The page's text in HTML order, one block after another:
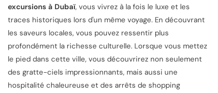
excursions à Dubaï, vous vivrez à la fois le luxe et les
traces historiques lors d'un même voyage. En découvrant
les saveurs locales, vous pouvez ressentir plus
profondément la richesse culturelle. Lorsque vous mettez
le pied dans cette ville, vous découvrirez non seulement
des gratte-ciels impressionnants, mais aussi une
hospitalité chaleureuse et des arrêts de shopping